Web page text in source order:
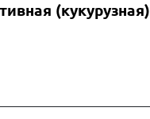
(кукурузная)